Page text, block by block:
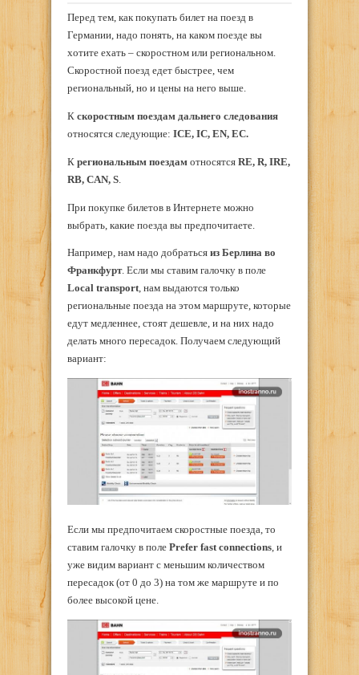
Перед тем, как покупать билет на поезд в
Германии, надо понять, на каком поезде вы
хотите ехать – скоростном или региональном.
Скоростной поезд едет быстрее, чем
региональный, но и цены на него выше.
К скоростным поездам дальнего следования
относятся следующие: ICE, IC, EN, EC.
К региональным поездам относятся RE, R, IRE,
RB, CAN, S
При покупке билетов в Интернете можно
выбрать, какие поезда вы предпочитаете.
Например, нам надо добраться из Берлина во
Франкфурт. Если мы ставим галочку в поле
Local transport, нам выдаются только
региональные поезда на этом маршруте, которые
едут медленнее, стоят дешевле, и на них надо
делать много пересадок. Получаем следующий
вариант:
Если мы предпочитаем скоростные поезда, то
ставим галочку в поле Prefer fast connections , и
уже видим вариант с меньшим количеством
пересадок (от 0 до 3) на том же маршруте и по
более высокой цене.